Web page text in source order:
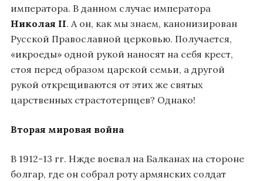
императора. В данном случае императора
Николая II. А он, как мы знаем, канонизирован
Русской Православной церковью. Получается,
«икроеды» одной рукой наносят на себя крест,
стоя перед образом царской семьи, а другой
рукой открещиваются от этих же святых
царственных страстотерпцев? Однако!
Вторая мировая война
В 1912-13 гг. Нжде воевал на Балканах на стороне
болгар, где он собрал роту армянских солдат